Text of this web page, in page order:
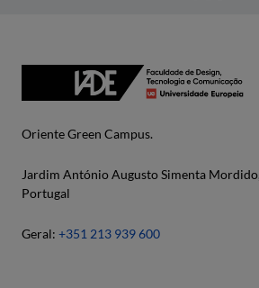
Oriente Green Campus.
Jardim António Augusto Simenta
Portugal
Geral: +351 213 939 600